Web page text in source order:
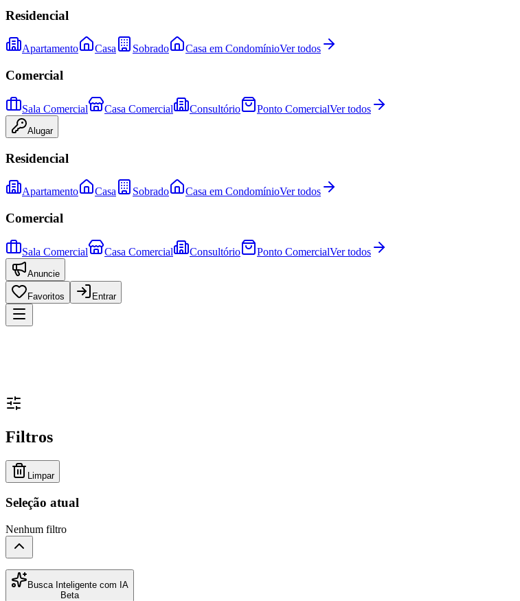
Residencial
Apartamento Casa Sobrado Casa em CondomínioVer todos
Comercial
Sala Comercial Casa Comercial Consultório Ponto ComercialVer todos
Alugar
Residencial
Apartamento Casa Sobrado Casa em CondomínioVer todos
Comercial
Sala Comercial Casa Comercial Consultório Ponto ComercialVer todos
Anuncie
Favoritos Entrar
Filtros
Limpar
Seleção atual
Nenhum filtro
Busca Inteligente com IA
Beta